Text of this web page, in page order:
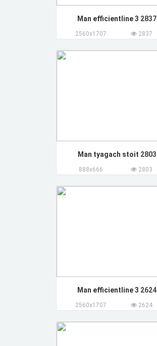
Man efficientline 3 2837
2560x1707 2837
Man tyagach stoit 2803
888x666 2803
Man efficientline 3 2624
2560x1707 2624